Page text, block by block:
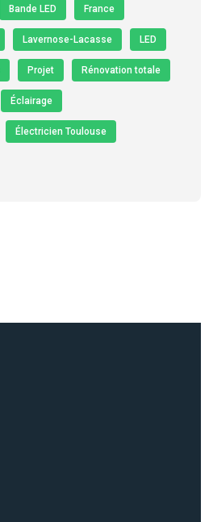
Bande LED France
Lavernose-Lacasse LED
Projet Rénovation totale
Éclairage
Électricien Toulouse